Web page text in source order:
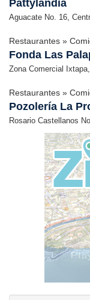
Pattylandia
Aguacate No. 16,
Restaurantes »
Fonda Las
Zona Comercial
Restaurantes »
Pozolería La
Rosario Castellanos